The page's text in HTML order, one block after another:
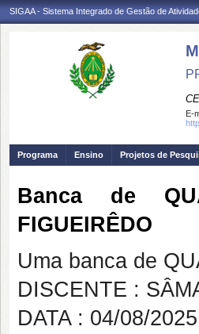
SIGAA - Sistema Integrado de Gestão de
E-
Programa Ensino Projetos de
Banca de
FIGUEIRÊDO
Uma banca de
DISCENTE :
DATA : 04/08/2025